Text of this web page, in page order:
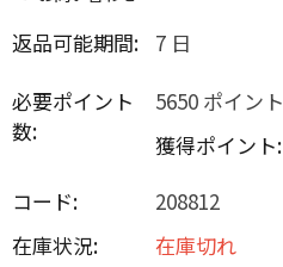
返品可能期間: 7 日
必要ポイント
数:
5650 ポイント
獲得ポイント:
コード:
208812
在庫状況:
在庫切れ